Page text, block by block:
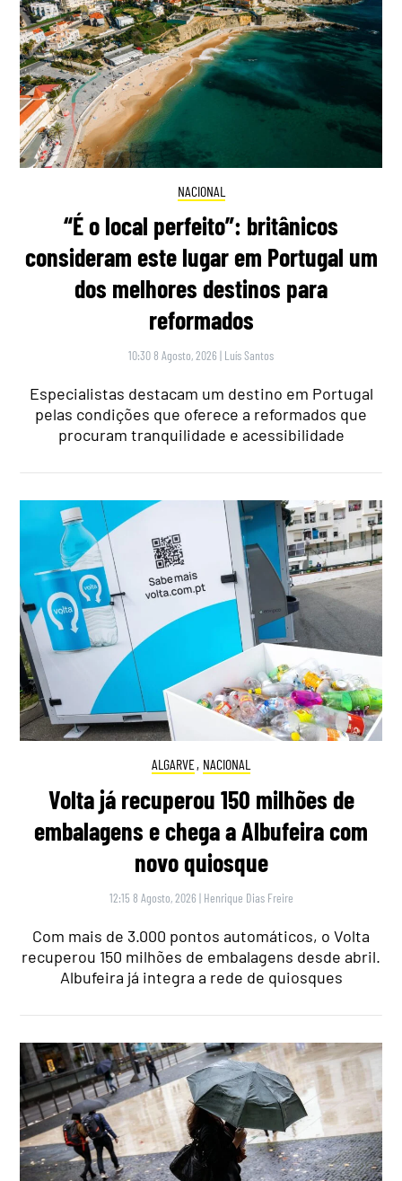
NACIONAL
“É o local perfeito”: britânicos
consideram este lugar em Portugal um
dos melhores destinos para
reformados
10:30 8 Agosto, 2026 | Luís Santos
Especialistas destacam um destino em Portugal
pelas condições que oferece a reformados que
procuram tranquilidade e acessibilidade
ALGARVE, NACIONAL
Volta já recuperou 150 milhões de
embalagens e chega a Albufeira com
novo quiosque
12:15 8 Agosto, 2026 | Henrique Dias Freire
Com mais de 3.000 pontos automáticos, o Volta
recuperou 150 milhões de embalagens desde abril.
Albufeira já integra a rede de quiosques